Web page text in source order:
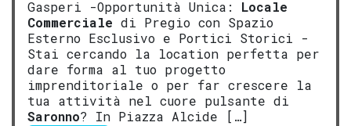
Gasperi -Opportunità Unica: Locale
Commerciale di Pregio con Spazio
Esterno Esclusivo e Portici Storici -
Stai cercando la location perfetta per
dare forma al tuo progetto
imprenditoriale o per far crescere la
tua attività nel cuore pulsante di
Saronno? In Piazza Alcide […]